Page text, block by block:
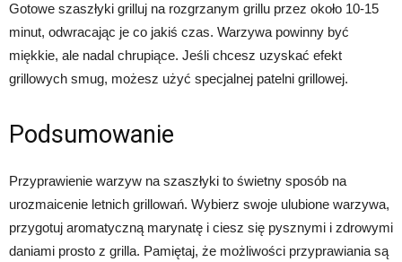
Gotowe szaszłyki grilluj na rozgrzanym grillu przez około 10-15
minut, odwracając je co jakiś czas. Warzywa powinny być
miękkie, ale nadal chrupiące. Jeśli chcesz uzyskać efekt
grillowych smug, możesz użyć specjalnej patelni grillowej.
Podsumowanie
Przyprawienie warzyw na szaszłyki to świetny sposób na
urozmaicenie letnich grillowań. Wybierz swoje ulubione warzywa,
przygotuj aromatyczną marynatę i ciesz się pysznymi i zdrowymi
daniami prosto z grilla. Pamiętaj, że możliwości przyprawiania są